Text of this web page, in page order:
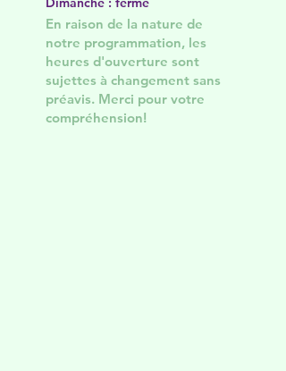
En raison de la nature de
notre programmation, les
heures d'ouverture sont
sujettes à changement sans
préavis. Merci pour votre
compréhension!